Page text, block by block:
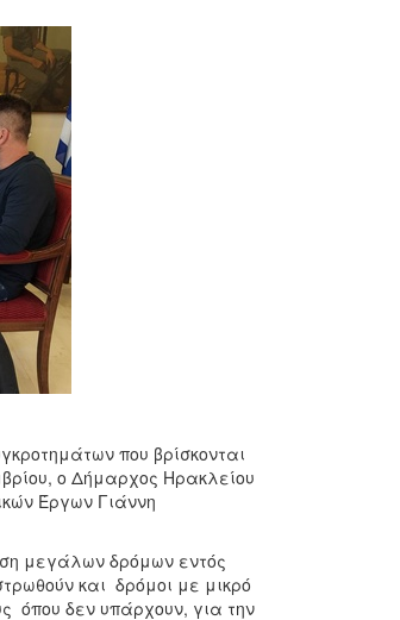
που βρίσκονται
ο Δήμαρχος Ηρακλείου
Έργων Γιάννη
μεγάλων δρόμων εντός
και δρόμοι με μικρό
όπου δεν υπάρχουν, για την